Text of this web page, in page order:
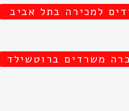
למכירה בתל אביב
משרדים ברוטשילד